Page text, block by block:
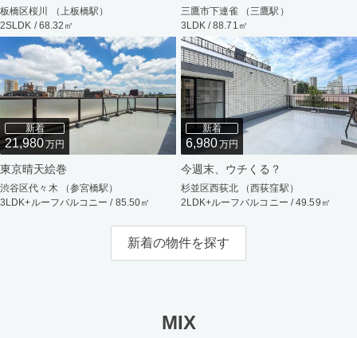
板橋区桜川 （上板橋駅）
2SLDK / 68.32㎡
三鷹市下連雀 （三鷹駅）
3LDK / 88.71㎡
新着
21,980万円
東京晴天絵巻
渋谷区代々木 （参宮橋駅）
3LDK+ルーフバルコニー / 85.50㎡
新着
6,980万円
今週末、ウチくる？
杉並区西荻北 （西荻窪駅）
2LDK+ルーフバルコニー / 49.59㎡
新着の物件を探す
MIX